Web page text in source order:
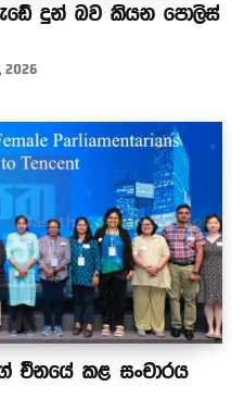
දුන් බව කියන පොලිස්
2026
චීනයේ කළ සංචාරය